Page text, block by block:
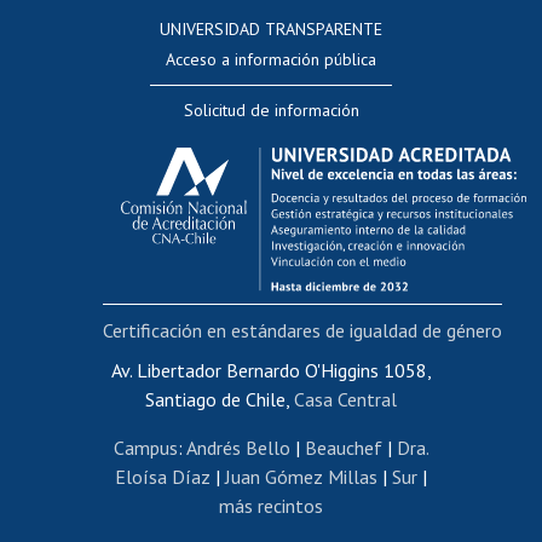
Evaluación docente
Calificación académica
Postulación al AUCAI
Funcionarias/os
Cursos internos de capacitación
Bienestar del personal
Portal de movilidad interna
Certificado de renta
Certificado de renta honorarios
Editar páginas blancas
Extranjeras/os
UNIVERSIDAD TRANSPARENTE
Acceso a información pública
Solicitud de información
Av. Libertador Bernardo O'Higgins 1058,
Santiago de Chile, Casa Central
Campus: Andrés Bello | Beauchef| Dra.
Eloísa Díaz | Juan Gómez Millas | Sur |
más recintos
Certificación en estándares de igualdad de género